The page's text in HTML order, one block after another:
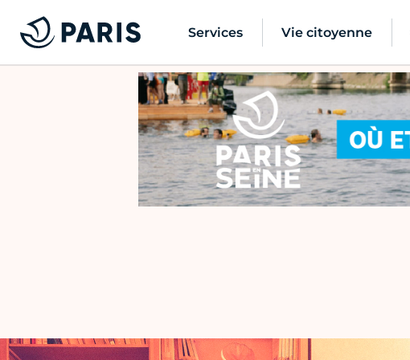
Services Vie citoyenne